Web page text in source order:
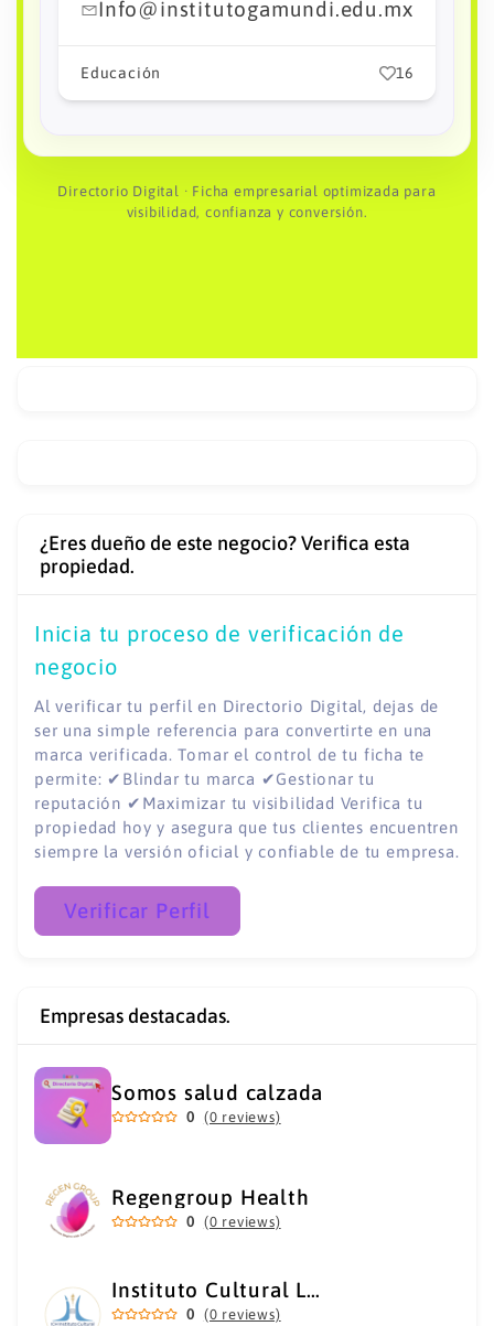
Info@institutogamundi.edu.mx
Educación 16
Directorio Digital · Ficha empresarial optimizada para
visibilidad, confianza y conversión.
¿Eres dueño de este negocio? Verifica esta
propiedad.
Inicia tu proceso de verificación de
negocio
Al verificar tu perfil en Directorio Digital, dejas de
ser una simple referencia para convertirte en una
marca verificada. Tomar el control de tu ficha te
permite: ✔Blindar tu marca ✔Gestionar tu
reputación ✔Maximizar tu visibilidad Verifica tu
propiedad hoy y asegura que tus clientes encuentren
siempre la versión oficial y confiable de tu empresa.
Verificar Perfil
Empresas destacadas.
Somos salud calzada
0 (0 reviews)
Regengroup Health
0 (0 reviews)
Instituto Cultural Los Héroes
0 (0 reviews)